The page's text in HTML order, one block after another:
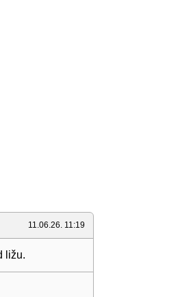
11.06.26. 11:19
ližu.